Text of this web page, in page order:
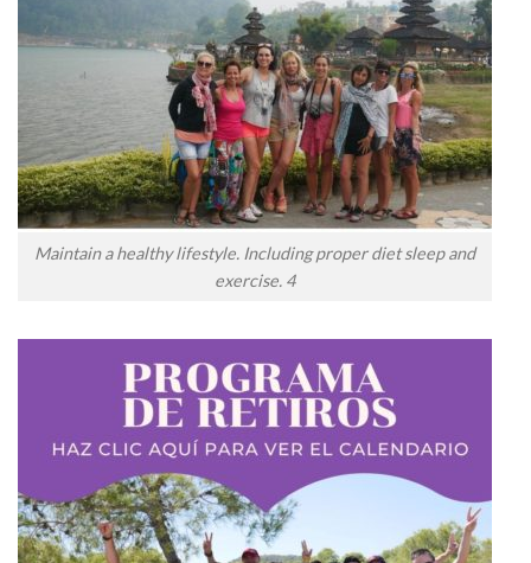
Maintain a healthy lifestyle. Including proper diet sleep and
exercise. 4